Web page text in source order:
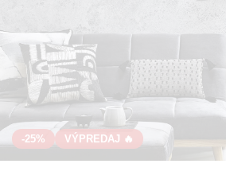
-25% VÝPREDAJ 🔥